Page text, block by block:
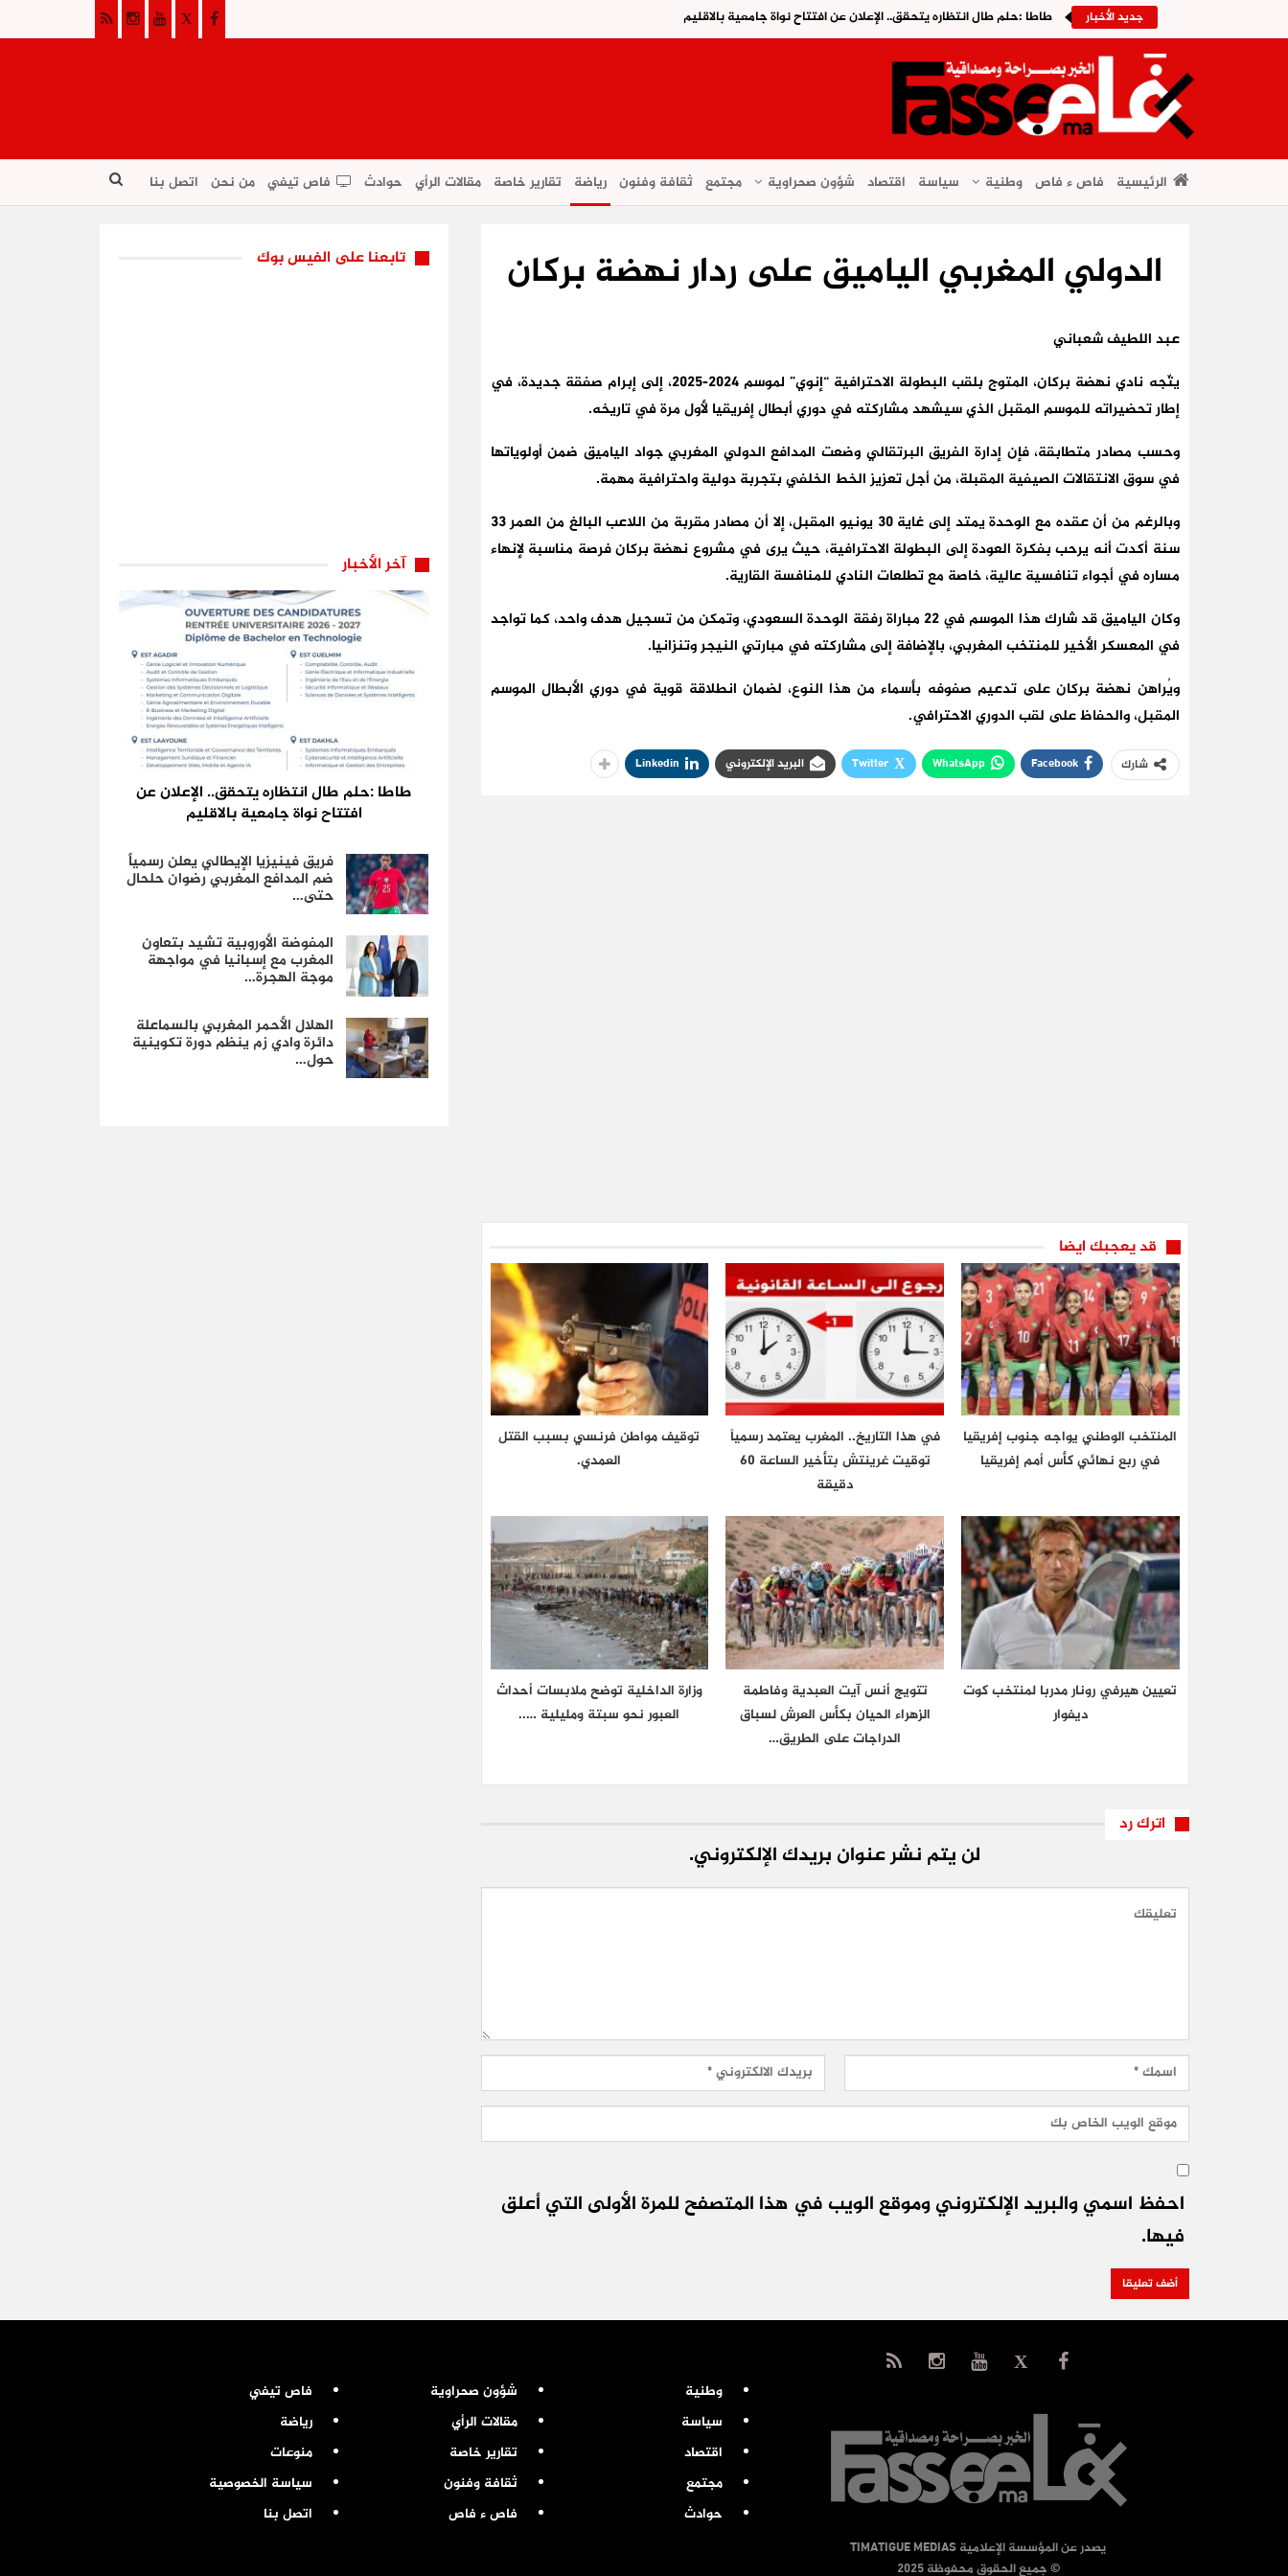
جديد الأخبار طاطا :حلم طال انتظاره يتحقق.. الإعلان عن افتتاح نواة جامعية بالاقليم
الرئيسية فاص ء فاص وطنية سياسة اقتصاد شؤون صحراوية مجتمع ثقافة وفنون رياضة تقارير خاصة مقالات الرأي حوادث فاص تيفي من نحن اتصل بنا
الدولي المغربي الياميق على ردار نهضة بركان
عبد اللطيف شعباني
يتّجه نادي نهضة بركان، المتوج بلقب البطولة الاحترافية “إنوي” لموسم 2024-2025، إلى إبرام صفقة جديدة، في
إطار تحضيراته للموسم المقبل الذي سيشهد مشاركته في دوري أبطال إفريقيا لأول مرة في تاريخه.
وحسب مصادر متطابقة، فإن إدارة الفريق البرتقالي وضعت المدافع الدولي المغربي جواد الياميق ضمن أولوياتها
في سوق الانتقالات الصيفية المقبلة، من أجل تعزيز الخط الخلفي بتجربة دولية واحترافية مهمة.
وبالرغم من أن عقده مع الوحدة يمتد إلى غاية 30 يونيو المقبل، إلا أن مصادر مقربة من اللاعب البالغ من العمر 33
سنة أكدت أنه يرحب بفكرة العودة إلى البطولة الاحترافية، حيث يرى في مشروع نهضة بركان فرصة مناسبة لإنهاء
مساره في أجواء تنافسية عالية، خاصة مع تطلعات النادي للمنافسة القارية.
وكان الياميق قد شارك هذا الموسم في 22 مباراة رفقة الوحدة السعودي، وتمكن من تسجيل هدف واحد، كما تواجد
في المعسكر الأخير للمنتخب المغربي، بالإضافة إلى مشاركته في مبارتي النيجر وتنزانيا.
ويُراهن نهضة بركان على تدعيم صفوفه بأسماء من هذا النوع، لضمان انطلاقة قوية في دوري الأبطال الموسم
المقبل، والحفاظ على لقب الدوري الاحترافي.
شارك Facebook
WhatsApp
Twitter البريد الإلكتروني Linkedin
قد يعجبك ايضا
المنتخب الوطني يواجه جنوب إفريقيا
في ربع نهائي كأس أمم إفريقيا
في هذا التاريخ.. المغرب يعتمد رسمياً
توقيت غرينتش بتأخير الساعة 60
دقيقة
توقيف مواطن فرنسي بسبب القتل
العمدي.
تعيين هيرفي رونار مدربا لمنتخب كوت
ديفوار
تتويج أنس آيت العبدية وفاطمة
الزهراء الحيان بكأس العرش لسباق
الدراجات على الطريق…
وزارة الداخلية توضح ملابسات أحداث
العبور نحو سبتة ومليلية …..
اترك رد
لن يتم نشر عنوان بريدك الإلكتروني.
احفظ اسمي والبريد الإلكتروني وموقع الويب في هذا المتصفح للمرة الأولى التي أعلق
فيها.
تابعنا على الفيس بوك
آخر الأخبار
طاطا :حلم طال انتظاره يتحقق.. الإعلان عن
افتتاح نواة جامعية بالاقليم
فريق فينيزيا الإيطالي يعلن رسمياً
ضم المدافع المغربي رضوان حلحال
حتى…
المفوضة الأوروبية تشيد بتعاون
المغرب مع إسبانيا في مواجهة
موجة الهجرة…
الهلال الأحمر المغربي بالسماعلة
دائرة وادي زم ينظم دورة تكوينية
حول…
يصدر عن المؤسسة الإعلامية TIMATIGUE MEDIAS
© جميع الحقوق محفوظة 2025
وطنية
سياسة
اقتصاد
مجتمع
حوادث
شؤون صحراوية
مقالات الرأي
تقارير خاصة
ثقافة وفنون
فاص ء فاص
فاص تيفي
رياضة
منوعات
سياسة الخصوصية
اتصل بنا